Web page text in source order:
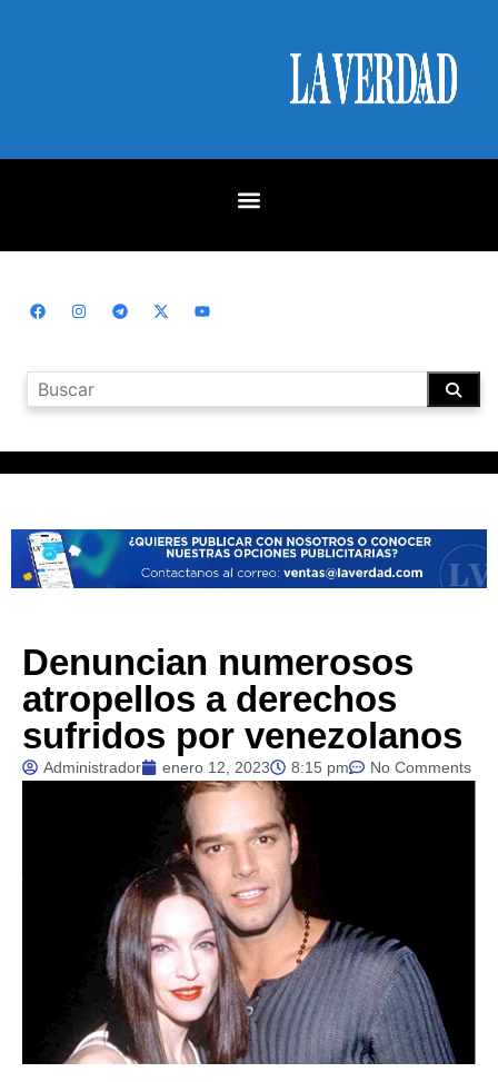
Denuncian numerosos
atropellos a derechos
sufridos por venezolanos
Administrador enero 12, 2023 8:15 pm No Comments